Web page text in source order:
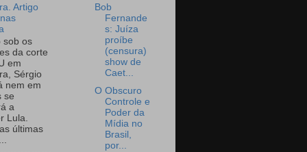
Artigo
sob os
da corte
em
Sérgio
nem em
se
a
Lula.
últimas
Bob
Fernande
s: Juíza
proíbe
(censura)
show de
Caet...
O Obscuro
Controle e
Poder da
Mídia no
Brasil,
por...